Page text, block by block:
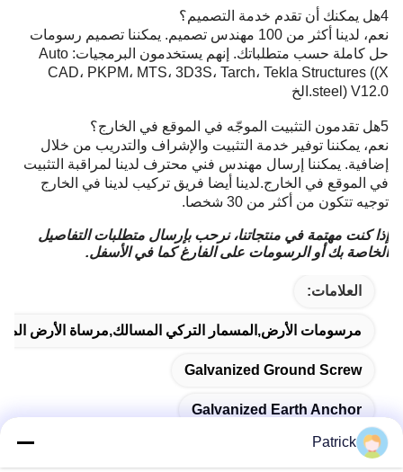
4هل يمكنك أن تقدم خدمة التصميم؟
نعم، لدينا أكثر من 100 مهندس تصميم. يمكننا تصميم رسومات
حل كاملة حسب متطلباتك. إنهم يستخدمون البرمجيات: Auto
CAD، PKPM، MTS، 3D3S، Tarch، Tekla Structures ((X
steel) V12.0.الخ
5هل تقدمون التثبيت الموجّه في الموقع في الخارج؟
نعم، يمكننا توفير خدمة التثبيت والإشراف والتدريب من خلال
إضافية. يمكننا إرسال مهندس فني محترف لدينا لمراقبة التثبيت
في الموقع في الخارج.لدينا أيضا فريق تركيب لدينا في الخارج
توجيه تتكون من أكثر من 30 شخصا.
إذا كنت مهتمة في منتجاتنا، نرحب بإرسال متطلبات التفاصيل
الخاصة بك أو الرسومات على الفارغ كما في الأسفل.
العلامات:
مرسومات الأرض,المسمار التركي المسالك,مرساة الأرض
Galvanized Ground Screw
Galvanized Earth Anchor
Patrick